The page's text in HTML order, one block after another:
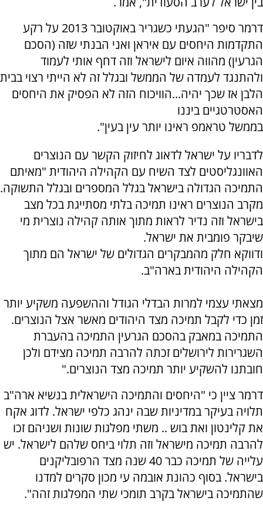
דרמר סיפר "הגעתי כשגריר באוקטובר 2013 על רקע
התקדמות היחסים עם איראן ואני הבנתי שזה (הסכם
הגרעין) מהווה איום לישראל וזה דחף אותי לעמוד
ולהתנגד לעמדה של הממשל ובגלל זה לא הייתי רצוי בבית
הלבן אז שכך יהיה...הוויכוח הזה לא הפסיק את היחסים
האסטרטגיים ביננו
בממשל טראמפ ראינו יותר עין בעין".
לדבריו על ישראל לדאוג לחיזוק הקשר עם הנוצרים
האוונגליסטים לצד השיח עם הקהילה היהודית "מאיתם
התמיכה הגדולה בישראל בגלל המספרים ובגלל התשוקה.
מקרב הנוצרים ראינו תמיכה בלתי מסתייגת בכל מצב
בישראל וזה נדיר לראות מתוך אותה קהילה נוצרית מי
שיבקר פומבית את ישראל.
ודווקא חלק מהמבקרים הגדולים של ישראל הם מתוך
הקהילה היהודית בארה"ב.
מצאתי עצמי למרות הבדלי הגודל וההשפעה משקיע יותר
זמן כדי לקבל תמיכה מצד היהודים מאשר אצל הנוצרים.
התמיכה במאבק בהסכם הגרעין התמיכה בהעברת
השגרירות לירושלים זכתה להרבה תמיכה מצידם ולכן
חובתנו להשקיע יותר תמיכה מצד הנוצרים."
דרמר ציין כי "היחסים והתמיכה הישראלית בנשיא ארה"ב
תלויה בעיקר במדיניות שבה ינהג כלפי ישראל. לדוג אקח
את קלינטון ואת בוש .. משתי מפלגות שונות ושניהם זכו
להרבה תמיכה מישראל וזה תלוי ביחס שלהם לישראל. יש
עלייה של תמיכה כבר 40 שנה מצד הרפובליקנים
בישראל. בסוף כהונת אובמה עי מכון סקרים למדנו
שהתמיכה בישראל בקרב תומכי שתי המפלגות זהה".